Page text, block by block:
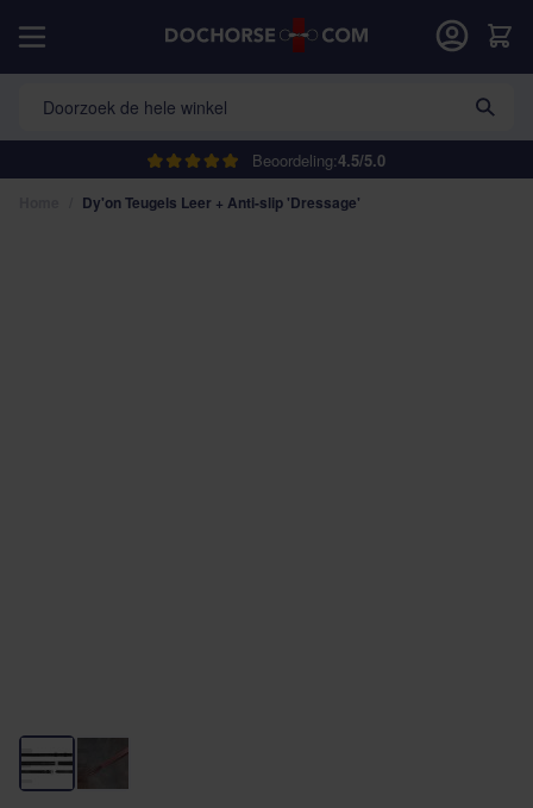
Beoordeling:4.5/5.0
Doorzoek de hele winkel
Cart
Dy'on Teugels Leer + Anti-slip 'Dressage'